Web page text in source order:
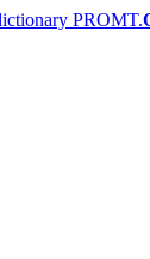
PROMT.